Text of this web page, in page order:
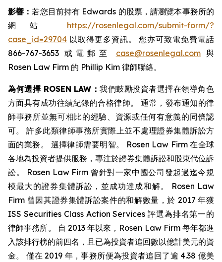
影響：若您目前持有 Edwards 的股票，請瀏覽本事務所的
網站 https://rosenlegal.com/submit-form/?
case_id=29704 以取得更多資訊。 您亦可致電免費電話
866-767-3653 或電郵至 case@rosenlegal.com與
Rosen Law Firm 的 Phillip Kim 律師聯絡。
為何選擇 ROSEN LAW：我們鼓勵投資者選擇在領導角色
方面具有成功往績紀錄的合格律師。 通常，發布通知的律
師事務所並無可相比的經驗、資源或任何有意義的同儕認
可。 許多此類律師事務所實際上並不處理證券集體訴訟方
面的業務。 選擇律師需要明智。 Rosen Law Firm 在全球
各地為投資者提供服務，專注於證券集體訴訟和股東代位訴
訟。 Rosen Law Firm 曾針對一家中國公司發起過迄今規
模最大的證券集體訴訟，並成功達成和解。 Rosen Law
Firm 曾因其證券集體訴訟案件的和解數量，於 2017 年獲
ISS Securities Class Action Services 評選為排名第一的
律師事務所。 自 2013 年以來，Rosen Law Firm 每年都進
入該排行榜的前四名，且已為投資者追回數以億計美元的資
金。 僅在 2019 年，事務所便為投資者追回了逾 4.38 億美